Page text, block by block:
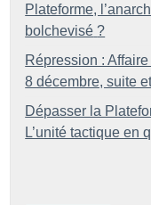
Plateforme,
bolchevisé ?
Répression : Affaire
8 décembre, suite
Dépasser la
L’unité tactique en